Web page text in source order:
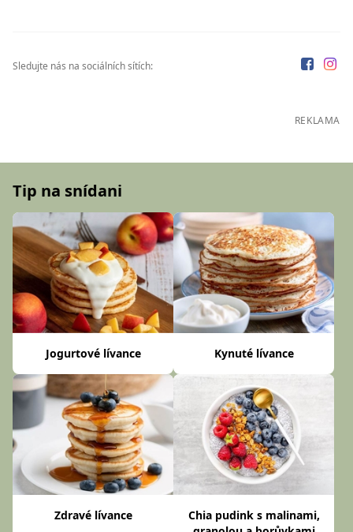
Sledujte nás na sociálních sítích:
REKLAMA
Tip na snídani
Jogurtové lívance Kynuté lívance
Zdravé lívance
Chia pudink s malinami,